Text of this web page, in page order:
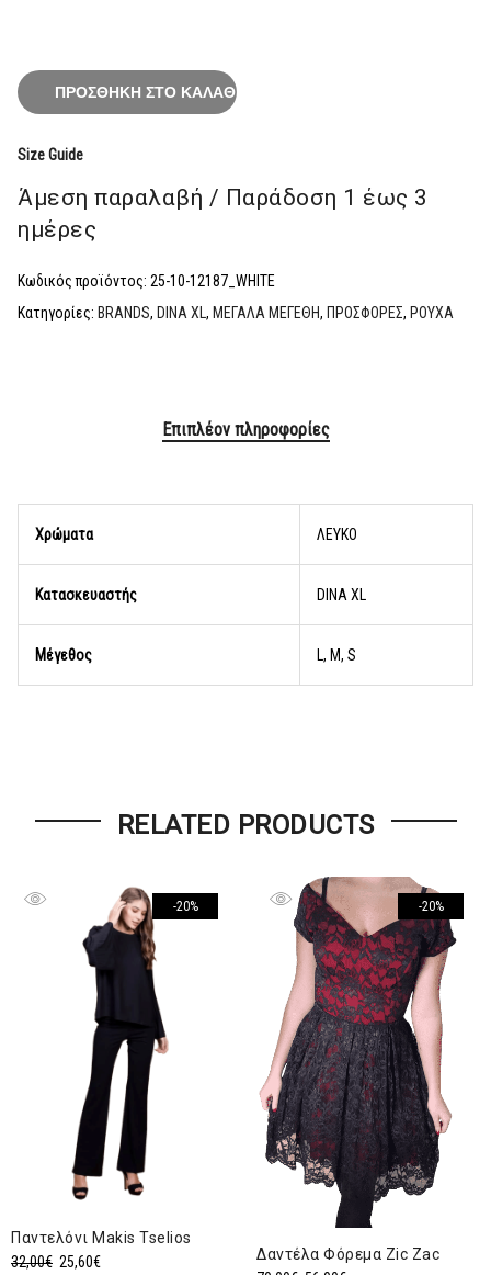
ΠΡΟΣΘΉΚΗ ΣΤΟ ΚΑΛΆΘΙ
Size Guide
Άμεση παραλαβή / Παράδoση 1 έως 3
ημέρες
Κωδικός προϊόντος: 25-10-12187_WHITE
Κατηγορίες: BRANDS, DINA XL, ΜΕΓΑΛΑ ΜΕΓΕΘΗ, ΠΡΟΣΦΟΡΕΣ, ΡΟΥΧΑ
Επιπλέον πληροφορίες
Χρώματα ΛΕΥΚΟ
Κατασκευαστής DINA XL
Μέγεθος L, M, S
RELATED PRODUCTS
-20%
Παντελόνι Makis Tselios
32,00€ Original
25,60€Η
-20%
Δαντέλα Φόρεμα Zic Zac